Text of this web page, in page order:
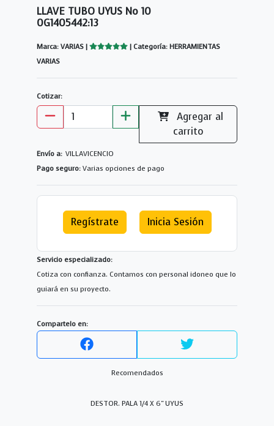
LLAVE TUBO UYUS No 10
0G1405442:13
Marca: VARIAS |
| Categoría: HERRAMIENTAS
VARIAS
Cotizar:
Agregar al
carrito
Envío a: VILLAVICENCIO
Pago seguro: Varias opciones de pago
Regístrate Inicia Sesión
Servicio especializado:
Cotiza con confianza. Contamos con personal idoneo que lo
guiará en su proyecto.
Compartelo en:
Recomendados
DESTOR. PALA 1/4 X 6" UYUS